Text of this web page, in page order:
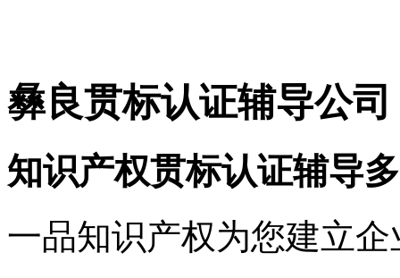
彝良贯标认证辅导公司
知识产权贯标认证辅导
一品知识产权为您建立